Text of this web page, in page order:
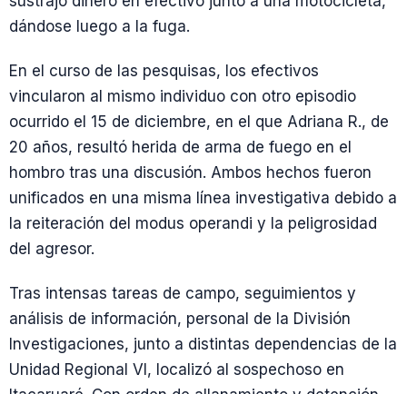
dándose luego a la fuga.
En el curso de las pesquisas, los efectivos
vincularon al mismo individuo con otro episodio
ocurrido el 15 de diciembre, en el que Adriana R., de
20 años, resultó herida de arma de fuego en el
hombro tras una discusión. Ambos hechos fueron
unificados en una misma línea investigativa debido a
la reiteración del modus operandi y la peligrosidad
del agresor.
Tras intensas tareas de campo, seguimientos y
análisis de información, personal de la División
Investigaciones, junto a distintas dependencias de la
Unidad Regional VI, localizó al sospechoso en